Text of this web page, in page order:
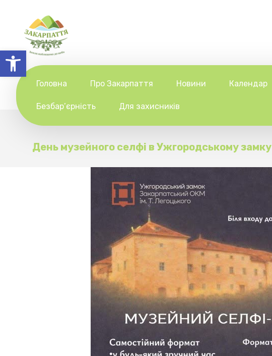
Відкрити Панель інструментів
Головна Про Закарпаття Новини Календар
Безбар’єрність Для захисників
День музейного селфі в Ужгородському замку